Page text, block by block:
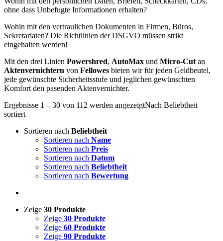
ohne dass Unbefugte Informationen erhalten?
Wohin mit den vertraulichen Dokumenten in Firmen, Büros,
Sekretariaten? Die Richtlinien der DSGVO müssen strikt
eingehalten werden!
Mit den drei Linien Powershred, AutoMax und Micro-Cut an
Aktenvernichtern von Fellowes bieten wir für jeden Geldbeutel,
jede gewünschte Sicherheitsstufe und jeglichen gewünschten
Komfort den pasenden Aktenvernichter.
Ergebnisse 1 – 30 von 112 werden angezeigtNach Beliebtheit
sortiert
Sortieren nach Beliebtheit
Sortieren nach Name
Sortieren nach Preis
Sortieren nach Datum
Sortieren nach Beliebtheit
Sortieren nach Bewertung
Zeige 30 Produkte
Zeige 30 Produkte
Zeige 60 Produkte
Zeige 90 Produkte